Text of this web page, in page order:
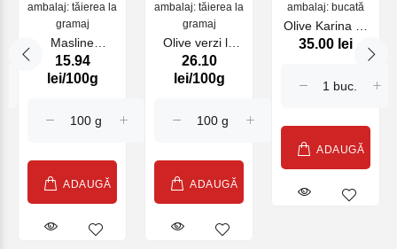
ambalaj: tăierea la
gramaj
Masline
Kalamata
Jumbo 3kg
15.94
lei/100g
ADAUGĂ
ambalaj: tăierea la
gramaj
Olive verzi la
grill kg
26.10
lei/100g
ADAUGĂ
ambalaj: bucată
Olive Karina cu
ANCHOUS 290
35.00 lei
ADAUGĂ